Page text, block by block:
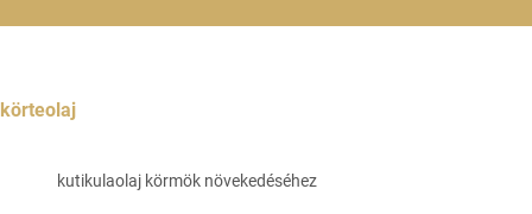
körteolaj
kutikulaolaj körmök növekedéséhez